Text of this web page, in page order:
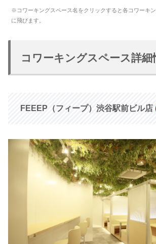
※コワーキングスペース名をクリックすると各コワーキ
に飛びます。
コワーキングスペース詳細
FEEEP（フィープ）渋谷駅前ビル店